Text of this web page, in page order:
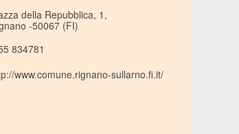
della Repubblica, 1,
-50067 (FI)
834781
www.comune.rignano-sullarno.fi.it/